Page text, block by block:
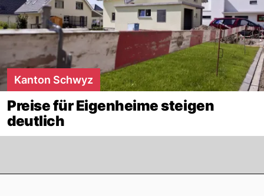
Kanton Schwyz
Preise für Eigenheime steigen
deutlich